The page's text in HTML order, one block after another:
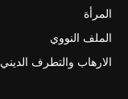
المرأة
الملف النووي
الارهاب والتطرف الديني